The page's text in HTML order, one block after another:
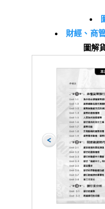
財經、商
圖解